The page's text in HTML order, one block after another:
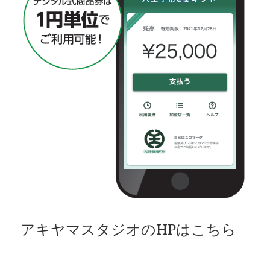
アキヤマスタジオのHPはこちら